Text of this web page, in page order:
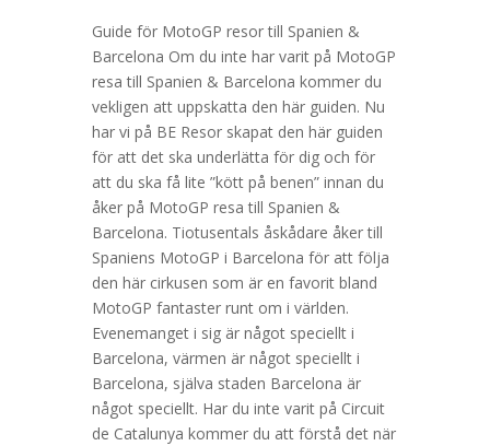
Guide för MotoGP resor till Spanien &
Barcelona Om du inte har varit på MotoGP
resa till Spanien & Barcelona kommer du
vekligen att uppskatta den här guiden. Nu
har vi på BE Resor skapat den här guiden
för att det ska underlätta för dig och för
att du ska få lite ”kött på benen” innan du
åker på MotoGP resa till Spanien &
Barcelona. Tiotusentals åskådare åker till
Spaniens MotoGP i Barcelona för att följa
den här cirkusen som är en favorit bland
MotoGP fantaster runt om i världen.
Evenemanget i sig är något speciellt i
Barcelona, värmen är något speciellt i
Barcelona, själva staden Barcelona är
något speciellt. Har du inte varit på Circuit
de Catalunya kommer du att förstå det när